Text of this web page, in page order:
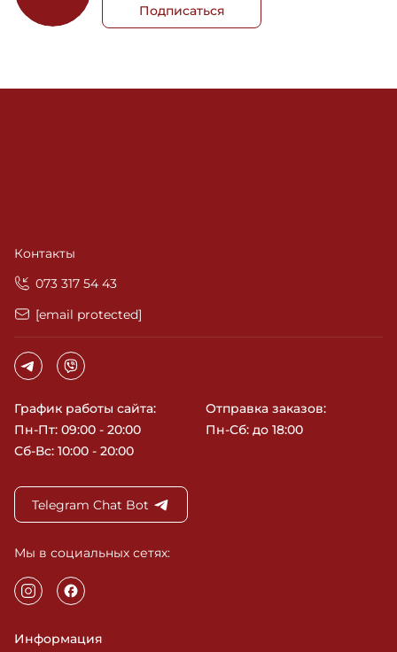
Подписаться
Контакты
‎073 317 54 43
[email protected]
График работы сайта:
Пн-Пт: 09:00 - 20:00
Сб-Вс: 10:00 - 20:00
Отправка заказов:
Пн-Сб: до 18:00
Telegram Chat Bot
Мы в социальных сетях:
Информация